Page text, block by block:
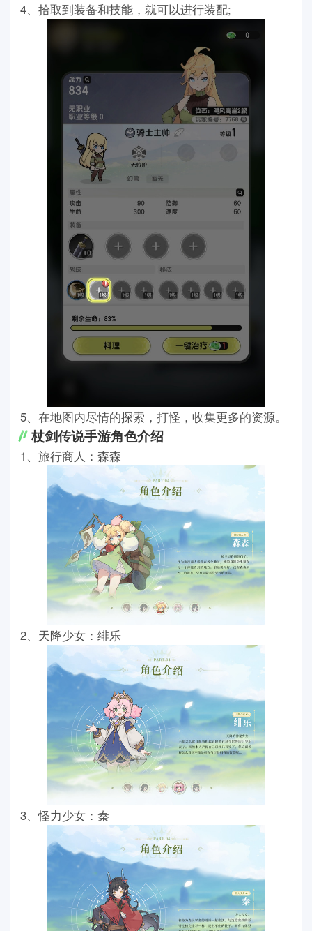
4、拾取到装备和技能，就可以进行装配;
5、在地图内尽情的探索，打怪，收集更多的资源。
杖剑传说手游角色介绍
1、旅行商人：森森
2、天降少女：绯乐
3、怪力少女：秦